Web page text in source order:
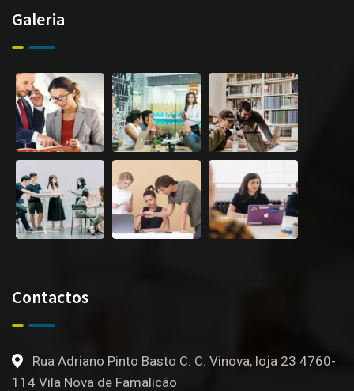
Galeria
Contactos
Rua Adriano Pinto Basto C. C. Vinova, loja 23 4760-
114 Vila Nova de Famalicão